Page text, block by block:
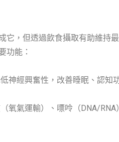
它，但透過飲食攝取有助維持
功能：
神經興奮性，改善睡眠、認知
氧氣運輸）、嘌呤（DNA/